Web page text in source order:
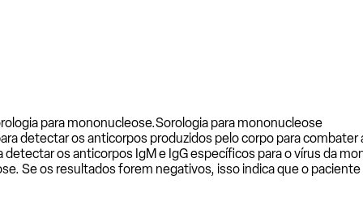
para mononucleose.Sorologia para mononucleose
detectar os anticorpos produzidos pelo corpo para
os anticorpos IgM e IgG específicos para o vírus da
Se os resultados forem negativos, isso indica que o